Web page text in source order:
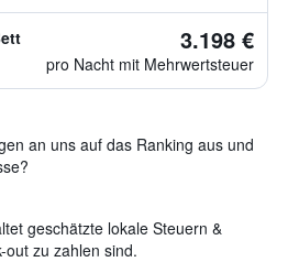
3.198 €
pro Nacht mit Mehrwertsteuer
an uns auf das Ranking aus und
geschätzte lokale Steuern &
zu zahlen sind.